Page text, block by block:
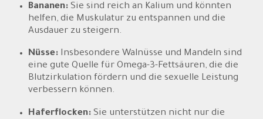
Bananen: Sie sind reich an Kalium und könnten
helfen, die Muskulatur zu entspannen und die
Ausdauer zu steigern.
Nüsse: Insbesondere Walnüsse und Mandeln sind
eine gute Quelle für Omega-3-Fettsäuren, die die
Blutzirkulation fördern und die sexuelle Leistung
verbessern können.
Haferflocken: Sie unterstützen nicht nur die